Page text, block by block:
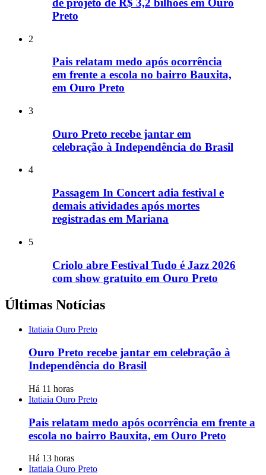
de projeto de R$ 3,2 bilhões em Ouro
Preto
2
Pais relatam medo após ocorrência
em frente a escola no bairro Bauxita,
em Ouro Preto
3
Ouro Preto recebe jantar em
celebração à Independência do Brasil
4
Passagem In Concert adia festival e
demais atividades após mortes
registradas em Mariana
5
Criolo abre Festival Tudo é Jazz 2026
com show gratuito em Ouro Preto
Últimas Notícias
Itatiaia Ouro Preto
Ouro Preto recebe jantar em celebração à
Independência do Brasil
Há 11 horas
Itatiaia Ouro Preto
Pais relatam medo após ocorrência em frente a
escola no bairro Bauxita, em Ouro Preto
Há 13 horas
Itatiaia Ouro Preto